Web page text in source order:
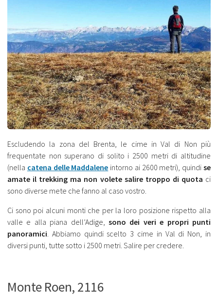
Escludendo la zona del Brenta, le cime in Val di Non più
frequentate non superano di solito i 2500 metri di altitudine
(nella catena delle Maddalene intorno ai 2600 metri), quindise
amate il trekking ma non volete salire troppo di quota ci
sono diverse mete che fanno al caso vostro.
Ci sono poi alcuni monti che per la loro posizione rispetto alla
valle e alla piana dell’Adige, sono dei veri e propri punti
panoramici. Abbiamo quindi scelto 3 cime in Val di Non, in
diversi punti, tutte sotto i 2500 metri. Salire per credere.
Monte Roen, 2116